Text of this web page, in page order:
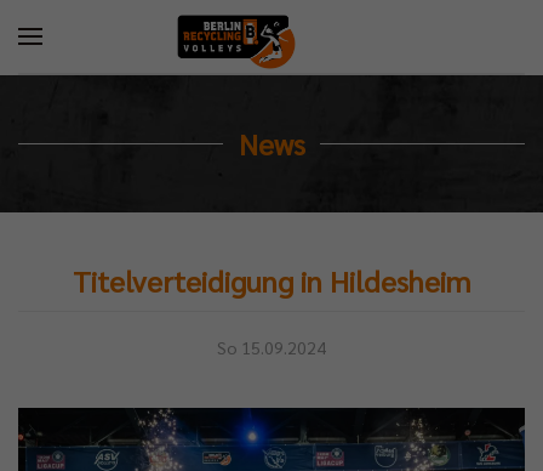
News
Titelverteidigung in Hildesheim
So 15.09.2024